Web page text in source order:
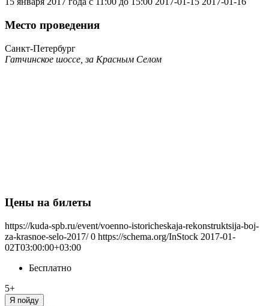
Место проведения
Санкт-Петербург
Гатчинское шоссе, за Красным Селом
Цены на билеты
https://kuda-spb.ru/event/voenno-istoricheskaja-rekonstruktsija-boj-
za-krasnoe-selo-2017/ 0 https://schema.org/InStock 2017-01-
02T03:00:00+03:00
Бесплатно
5+
Я пойду